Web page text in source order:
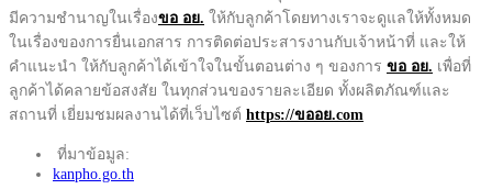
มีความชำนาญในเรื่องขอ อย. ให้กับลูกค้าโดยทางเราจะดูแลให้ทั้งหมด
ในเรื่องของการยื่นเอกสาร การติดต่อประสารงานกับเจ้าหน้าที่ และให้
คำแนะนำ ให้กับลูกค้าได้เข้าใจในขั้นตอนต่าง ๆ ของการ ขอ อย. เพื่อที่
ลูกค้าได้คลายข้อสงสัย ในทุกส่วนของรายละเอียด ทั้งผลิตภัณฑ์และ
สถานที่ เยี่ยมชมผลงานได้ที่เว็บไซต์ https://ขออย.com
ที่มาข้อมูล:
kanpho.go.th